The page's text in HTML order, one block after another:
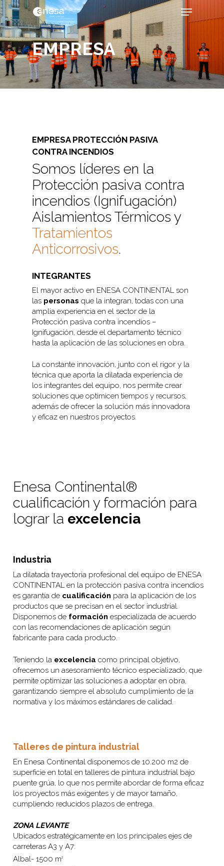
Skip
to
main
content
Menu
EMPRESA
EMPRESA PROTECCIÓN PASIVA
CONTRA INCENDIOS
Somos líderes en la
Protección pasiva contra
incendios (Ignifugación)
Aislamientos Térmicos y
Tratamientos
Anticorrosivos.
INTEGRANTES
El mayor activo en ENESA CONTINENTAL son
las personas que la integran, todas con una
amplia experiencia en el sector de la
Protección pasiva contra incendios –
Ignifugación, desde el departamento técnico
hasta la aplicación de las soluciones en obra.
La constante innovación, junto con el rigor y la
técnica que aporta la dilatada experiencia de
los integrantes del equipo, nos permite crear
soluciones que optimicen tiempos y recursos,
además de ofrecer la solución más innovadora
y eficaz en nuestros proyectos.
Enesa Continental®
cualificación y formación para
lograr la excelencia
Industria
La dilatada trayectoria profesional del equipo de ENESA
CONTINENTAL en la protección pasiva contra incendios
es garantía de cualificación para la aplicación de los
productos que se precisan en el sector industrial.
Disponemos de formación especializada de acuerdo
con las recomendaciones de aplicación según
fabricante para cada producto.
Teniendo la excelencia como principal objetivo,
ofrecemos un asesoramiento técnico especializado, que
permite optimizar las soluciones a adoptar en obra,
garantizando siempre el absoluto cumplimiento de la
normativa y los máximos estándares de calidad.
Talleres de pintura industrial
En Enesa Continental disponemos de 10.200 m2 de
superficie en total en talleres de pintura industrial bajo
puente grúa, lo que nos permite abordar de forma eficaz
los proyectos más exigentes y de mayor tamaño,
cumpliendo reducidos plazos de entrega.
ZONA LEVANTE
Ubicados estratégicamente en los principales ejes de
carreteras A3 y A7:
Albal- 1500 m2